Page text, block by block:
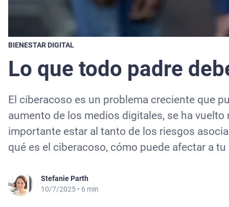
BIENESTAR DIGITAL
Lo que todo padre
El ciberacoso es un problema creciente que
aumento de los medios digitales, se ha
importante estar al tanto de los riesgos
qué es el ciberacoso, cómo puede afectar a
Stefanie Parth
10/7/2025 • 6 min